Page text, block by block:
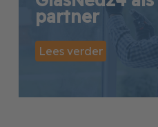
partner
Lees verder